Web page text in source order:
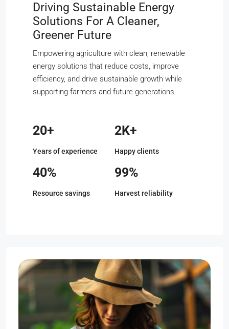
Driving Sustainable Energy
Solutions For A Cleaner,
Greener Future
Empowering agriculture with clean, renewable
energy solutions that reduce costs, improve
efficiency, and drive sustainable growth while
supporting farmers and future generations.
20+
Years of experience
2K+
Happy clients
40%
Resource savings
99%
Harvest reliability